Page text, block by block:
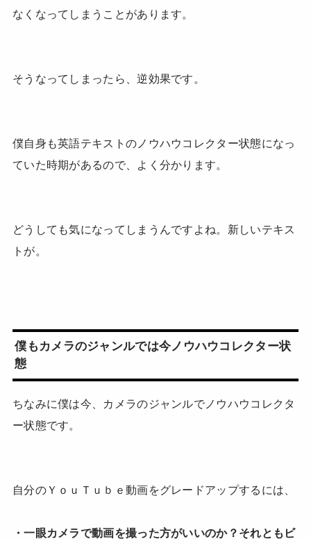
なくなってしまうことがあります。
そうなってしまったら、逆効果です。
僕自身も英語テキストのノウハウコレクター状態になっ
ていた時期があるので、よく分かります。
どうしても気になってしまうんですよね。新しいテキス
トが。
僕もカメラのジャンルでは今ノウハウコレクター状
態
ちなみに僕は今、カメラのジャンルでノウハウコレクタ
ー状態です。
自分のＹｏｕＴｕｂｅ動画をグレードアップするには、
・一眼カメラで動画を撮った方がいいのか？それとも ビ